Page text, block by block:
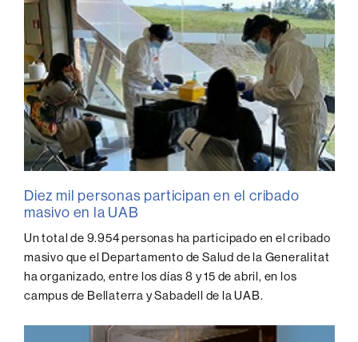
Diez mil personas participan en el cribado
masivo en la UAB
Un total de 9.954 personas ha participado en el cribado
masivo que el Departamento de Salud de la Generalitat
ha organizado, entre los días 8 y 15 de abril, en los
campus de Bellaterra y Sabadell de la UAB.